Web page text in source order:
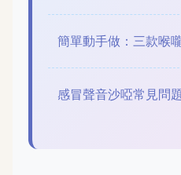
簡單動手做：三款喉
感冒聲音沙啞常見問